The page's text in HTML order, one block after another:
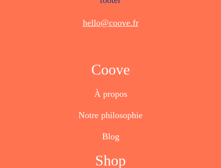
hello@coove.fr
Coove
À propos
Notre philosophie
Blog
Shop